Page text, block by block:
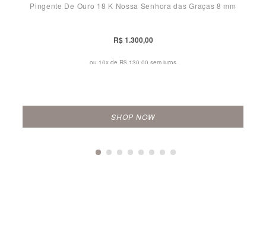
Pingente De Ouro 18 K Nossa Senhora das Graças 8 mm
R$ 1.300,00
ou 10x de R$ 130,00 sem juros
SHOP NOW